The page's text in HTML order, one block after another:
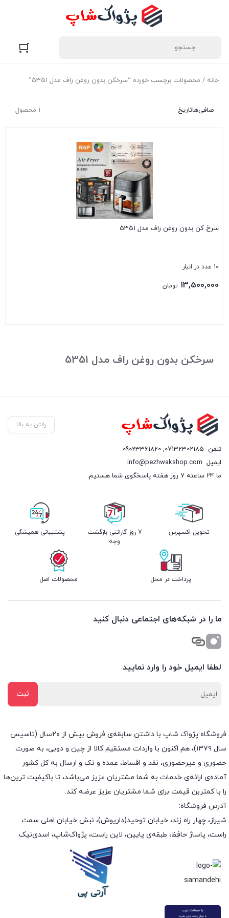
خانه / محصولات برچسب خورده “سرخکن بدون روغن راف مدل 5351”
1 محصول صافی‌هاتاریخ
سرخ کن بدون روغن راف مدل 5351
10 عدد در انبار
13,500,000 تومان
سرخکن بدون روغن راف مدل 5351
رفتن به بالا
تلفن 07132302185
,
09023361820
ایمیل info@pezhwakshop.com
ما 24 ساعته 7 روز هفته پاسخگوی شما هستیم.
تحویل اکسپرس
7 روز گارانتی بازگشت
وجه
پشتیبانی همیشگی
پرداخت در محل محصولات اصل
ما را در شبکه‌های اجتماعی دنبال کنید
لطفا ایمیل خود را وارد نمایید
فروشگاه پژواک شاپ با داشتن سابقه‌ی فروش بیش از ۲۰سال (تاسیس
سال ۱۳۷۹)، هم اکنون با واردات مستقیم کالا از چین و دوبی، به صورت
حضوری و غیرحضوری، نقد و اقساط، عمده و تک و ارسال به کل کشور
آماده‌ی ارائه‌ی خدمات به شما مشتریان عزیز می‌باشد، تا باکیفیت ترین‌ها
را با کمتربن قیمت برای شما مشتریان عزیز عرضه کند.
آدرس فروشگاه:
شیراز، چهار راه زند، خیابان توحید(داریوش)، نبش خیابان اهلی سمت
راست، پاساژ حافظ، طبقه‌ی پایین، لاین راست، پژواک‌شاپ، اسدی‌نیک.